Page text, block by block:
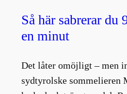
Så här sabrerar du
en minut
Det låter omöjligt – men
sydtyrolske sommelieren